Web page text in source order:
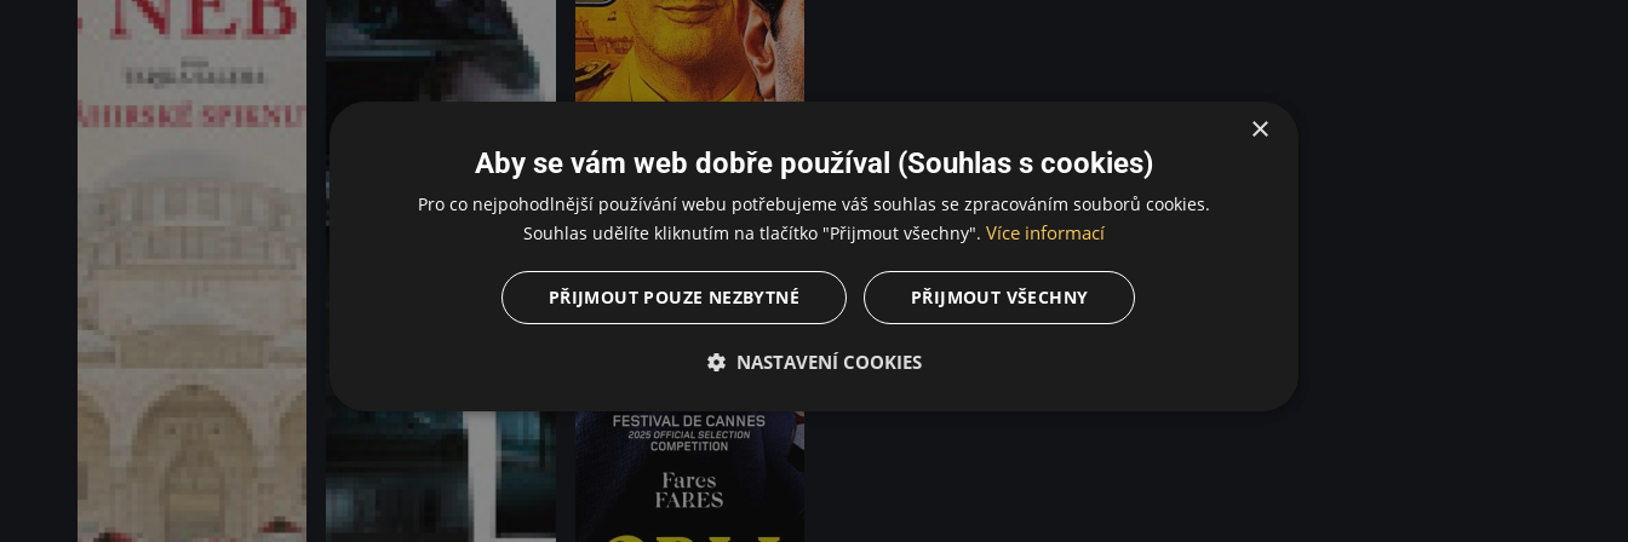
×
Aby se vám web dobře používal (Souhlas s cookies)
Pro co nejpohodlnější používání webu potřebujeme váš souhlas se zpracováním souborů cookies.
Souhlas udělíte kliknutím na tlačítko "Přijmout všechny". Více informací
PŘIJMOUT VŠECHNY
PŘIJMOUT POUZE NEZBYTNÉ
NASTAVENÍ COOKIES